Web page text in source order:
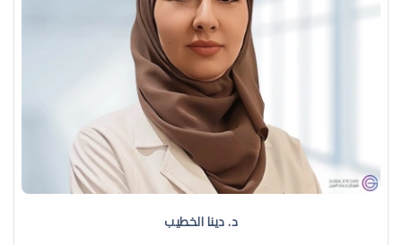
د. دينا الخطيب